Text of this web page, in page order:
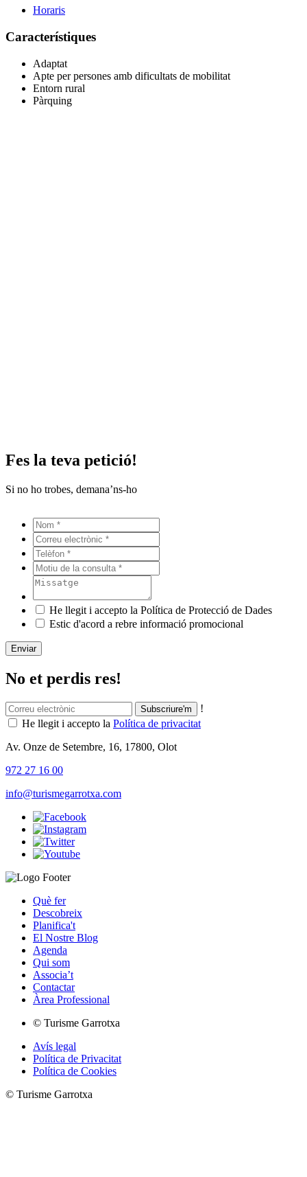
Horaris
Característiques
Adaptat
Apte per persones amb dificultats de mobilitat
Entorn rural
Pàrquing
Fes la teva petició!
Si no ho trobes, demana’ns-ho
He llegit i accepto la Política de Protecció de Dades
Estic d'acord a rebre informació promocional
Enviar
No et perdis res!
!
He llegit i accepto la Política de privacitat
Av. Onze de Setembre, 16, 17800, Olot
972 27 16 00
info@turismegarrotxa.com
Què fer
Descobreix
Planifica't
El Nostre Blog
Agenda
Qui som
Associa’t
Contactar
Àrea Professional
© Turisme Garrotxa
Avís legal
Política de Privacitat
Política de Cookies
© Turisme Garrotxa